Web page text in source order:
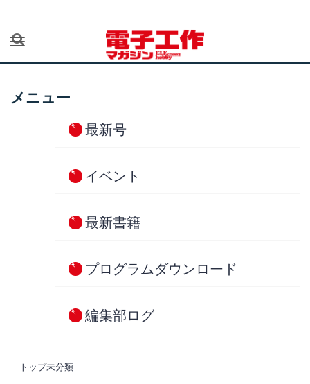
検索
メニュー
最新号
イベント
最新書籍
プログラムダウンロード
編集部ログ
ナビゲーションを切り替え
トップ未分類